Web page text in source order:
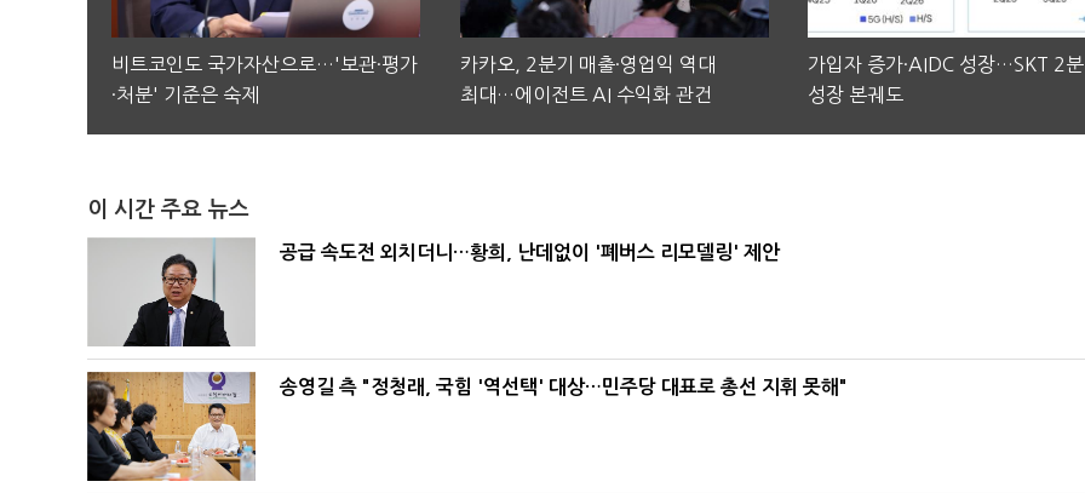
비트코인도 국가자산으로…'보관·평가
·처분' 기준은 숙제
카카오, 2분기 매출·영업익 역대
최대…에이전트 AI 수익화 관건
가입자 증가·AIDC 성장…SKT 2
성장 본궤도
이 시간 주요 뉴스
공급 속도전 외치더니…황희, 난데없이 '폐버스 리모델링' 제안
송영길 측 "정청래, 국힘 '역선택' 대상…민주당 대표로 총선 지휘 못해"